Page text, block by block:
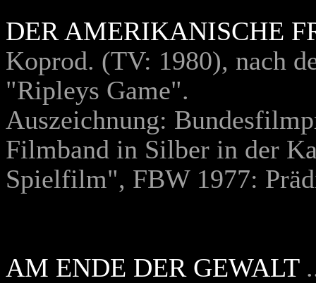
DER AMERIKANISCHE
Koprod. (TV: 1980), nach
"Ripleys Game".
Auszeichnung:
Filmband in Silber in der
Spielfilm", FBW 1977:
AM ENDE DER GEWALT